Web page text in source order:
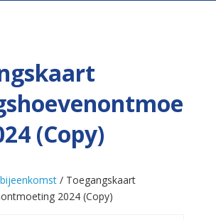
(Copy)
/ Toegangskaart
2024 (Copy)